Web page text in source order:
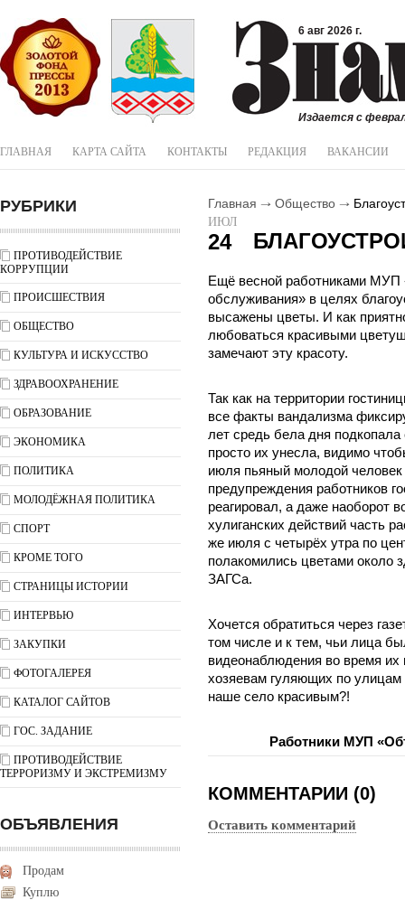
6 авг 2026 г.
Издается с
ГЛАВНАЯ КАРТА САЙТА КОНТАКТЫ РЕДАКЦИЯ ВАКАНСИИ
РУБРИКИ
ПРОТИВОДЕЙСТВИЕ
КОРРУПЦИИ
ПРОИСШЕСТВИЯ
ОБЩЕСТВО
КУЛЬТУРА И ИСКУССТВО
ЗДРАВООХРАНЕНИЕ
ОБРАЗОВАНИЕ
ЭКОНОМИКА
ПОЛИТИКА
МОЛОДЁЖНАЯ ПОЛИТИКА
СПОРТ
КРОМЕ ТОГО
СТРАНИЦЫ ИСТОРИИ
ИНТЕРВЬЮ
ЗАКУПКИ
ФОТОГАЛЕРЕЯ
КАТАЛОГ САЙТОВ
ГОС. ЗАДАНИЕ
ПРОТИВОДЕЙСТВИЕ
ТЕРРОРИЗМУ И ЭКСТРЕМИЗМУ
ОБЪЯВЛЕНИЯ
Продам
Куплю
Главная Общество
ИЮЛ
24
Ещё весной работниками МУП
обслуживания» в целях
высажены цветы. И как
любоваться красивыми
замечают эту красоту.
Так как на территории
все факты вандализма
лет средь бела дня
просто их унесла, видимо
июля пьяный молодой
предупреждения работников
реагировал, а даже наоборот
хулиганских действий часть
же июля с четырёх утра по
полакомились цветами около
ЗАГСа.
Хочется обратиться через
том числе и к тем, чьи лица
видеонаблюдения во время их
хозяевам гуляющих по
наше село красивым?!
Работники МУП
КОММЕНТАРИИ (0)
Оставить комментарий